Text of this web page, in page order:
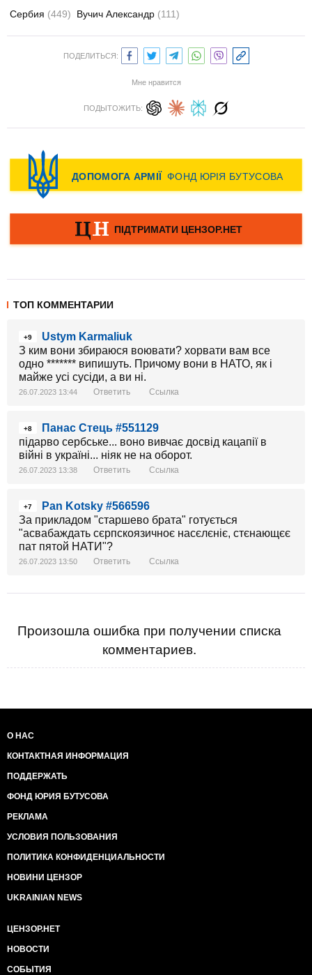
Сербия (449) Вучич Александр (111)
ПОДЕЛИТЬСЯ:
Мне нравится
ПОДЫТОЖИТЬ:
ТОП КОММЕНТАРИИ
+9
Ustym Karmaliuk
З ким вони збираюся воювати? хорвати вам все
одно ******* випишуть. Причому вони в НАТО, як і
майже усі сусіди, а ви ні.
26.07.2023 13:44 Ответить Ссылка
+8
Панас Стець #551129
підарво сербське... воно вивчає досвід кацапії в
війні в україні... ніяк не на оборот.
26.07.2023 13:38 Ответить Ссылка
+7
Pan Kotsky #566596
За прикладом "старшево брата" готується
"асвабаждать сєрпскоязичноє насєлєніє, стєнающєє
пат пятой НАТИ"?
26.07.2023 13:50 Ответить Ссылка
Произошла ошибка при получении списка
комментариев.
О НАС
КОНТАКТНАЯ ИНФОРМАЦИЯ
ПОДДЕРЖАТЬ
ФОНД ЮРИЯ БУТУСОВА
РЕКЛАМА
УСЛОВИЯ ПОЛЬЗОВАНИЯ
ПОЛИТИКА КОНФИДЕНЦИАЛЬНОСТИ
НОВИНИ ЦЕНЗОР
UKRAINIAN NEWS
ЦЕНЗОР.НЕТ
НОВОСТИ
СОБЫТИЯ